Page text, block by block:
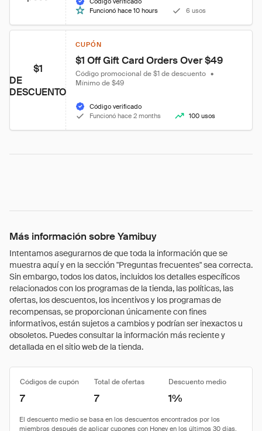
Funcionó hace 10 hours
6 usos
$1
DE
DESCUENTO
CUPÓN
$1 Off Gift Card Orders Over $49
Código promocional de $1 de descuento •
Mínimo de $49
Código verificado
Funcionó hace 2 months
100 usos
Más información sobre Yamibuy
Intentamos asegurarnos de que toda la información que se
muestra aquí y en la sección "Preguntas frecuentes" sea correcta.
Sin embargo, todos los datos, incluidos los detalles específicos
relacionados con los programas de la tienda, las políticas, las
ofertas, los descuentos, los incentivos y los programas de
recompensas, se proporcionan únicamente con fines
informativos, están sujetos a cambios y podrían ser inexactos u
obsoletos. Puedes consultar la información más reciente y
detallada en el sitio web de la tienda.
Códigos de cupón Total de ofertas Descuento medio
7 7 1%